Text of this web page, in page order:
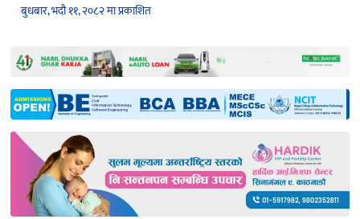
बुधबार, भदौ ११, २०८२ मा प्रकाशित